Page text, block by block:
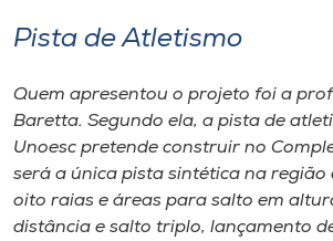
Pista de Atletismo
Quem apresentou o projeto foi a
Baretta. Segundo ela, a pista de
Unoesc pretende construir no
será a única pista sintética na
oito raias e áreas para salto em
distância e salto triplo, lançamento